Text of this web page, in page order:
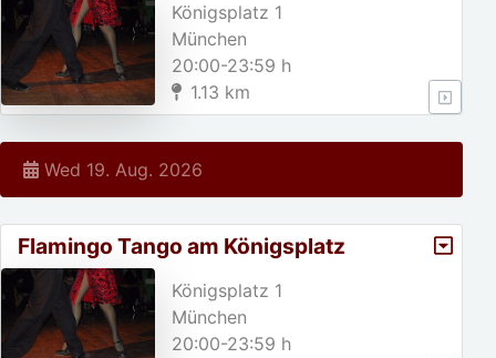
Königsplatz 1
München
20:00-23:59 h
1.13 km
Wed 19. Aug. 2026
Flamingo Tango am Königsplatz
Königsplatz 1
München
20:00-23:59 h